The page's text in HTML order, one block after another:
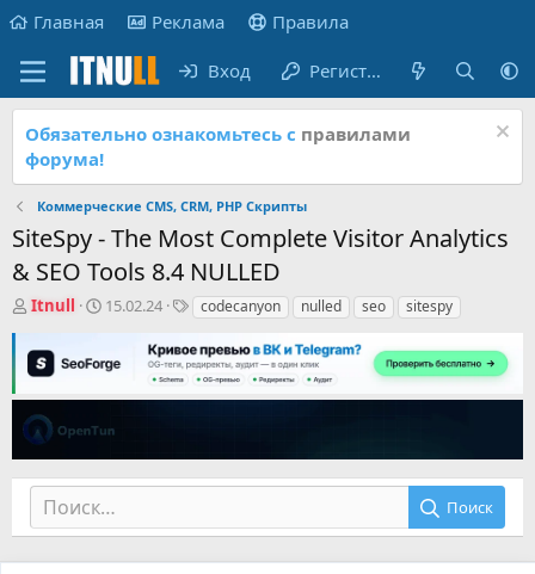
Главная Реклама Правила
Вход Регистрация
Обязательно ознакомьтесь с правилами
форума!
Коммерческие CMS, CRM, PHP Скрипты
SiteSpy - The Most Complete Visitor Analytics
& SEO Tools 8.4 NULLED
А
т
о
т
е
м
ы
Itnull
Д
а
ч
а
л
15.02.24
Т
г
и
codecanyon nulled seo sitespy
Поиск